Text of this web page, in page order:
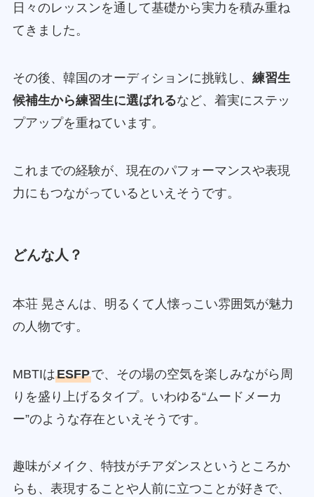
日々のレッスンを通して基礎から実力を積み重ね
てきました。
その後、韓国のオーディションに挑戦し、 練習生
候補生から練習生に選ばれるなど、着実にステッ
プアップを重ねています。
これまでの経験が、現在のパフォーマンスや表現
力にもつながっているといえそうです。
どんな人？
本荘 晃さんは、明るくて人懐っこい雰囲気が魅力
の人物です。
MBTIはESFPで、その場の空気を楽しみながら周
りを盛り上げるタイプ。いわゆる“ムードメーカ
ー”のような存在といえそうです。
趣味がメイク、特技がチアダンスというところか
らも、表現することや人前に立つことが好きで、